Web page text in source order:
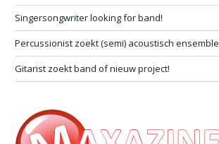
Singersongwriter looking for band!
Percussionist zoekt (semi) acoustisch ensemble
Gitarist zoekt band of nieuw project!